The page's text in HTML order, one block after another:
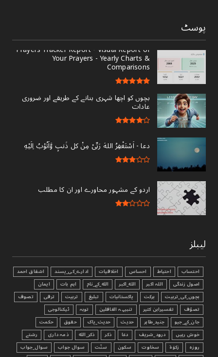
پوسٹ
Prayers Tracker Report - Visual Report of
Your Prayers - Yearly Charts &
Comparisons
بچوں کو اچھا شہری بنانے کے طریقے اور ضروری
عادات
دعا - ‎اَسْتَغْفِرُ اللهَ رَبِّىْ مِنْ کل ذَنبٍ وَّاَتُوْبُ اِلَيْهِ
اردو کے مشہور محاورے اور ان کا مطلب
لیبلز
احتساب احتیاط احساس اخلاقیات ادارے_کی_پسند
اشفاق احمد
اصول زندگی
اللہ اکبر الله_اکبر الله_کے_نام اہم بات
ایمان
بچوں_کی_تربیت
برکت پاکستانیات تبليغ تربیت ترقی
تصوف
تصوّف
تفسیرابن کثیر تنبیہہ الغافلین توبہ
ٹیکنالوجی
جان_کے_جیو
جنید_طاہر حدیث حدیث_پاک حقوق
حکمت
خوش رہیں
درود_شریف دعا ذکر ذکر_الله ذمہ داری
رشتے
روزہ
زکوٰۃ سخاوت سکون سنّت سوال جواب
سوال_جواب